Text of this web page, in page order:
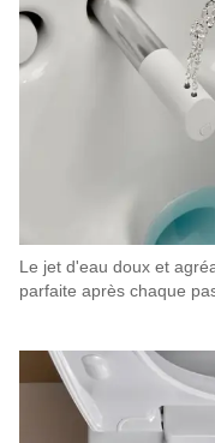
Le jet d'eau doux et
parfaite après chaque